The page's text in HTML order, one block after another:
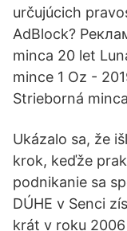
určujúcich
AdBlock?
minca 20 let
mince 1 Oz -
Strieborná
Ukázalo sa, že
krok, keďže
podnikanie sa
DÚHE v Senci
krát v roku